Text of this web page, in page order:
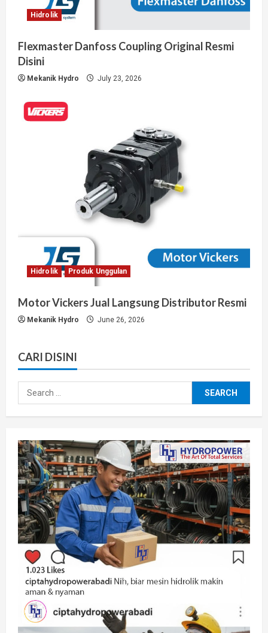
Hidrolik
Flexmaster Danfoss Coupling Original Resmi
Disini
Mekanik Hydro July 23, 2026
Hidrolik Produk Unggulan
Motor Vickers Jual Langsung Distributor Resmi
Mekanik Hydro June 26, 2026
CARI DISINI
Search
for: